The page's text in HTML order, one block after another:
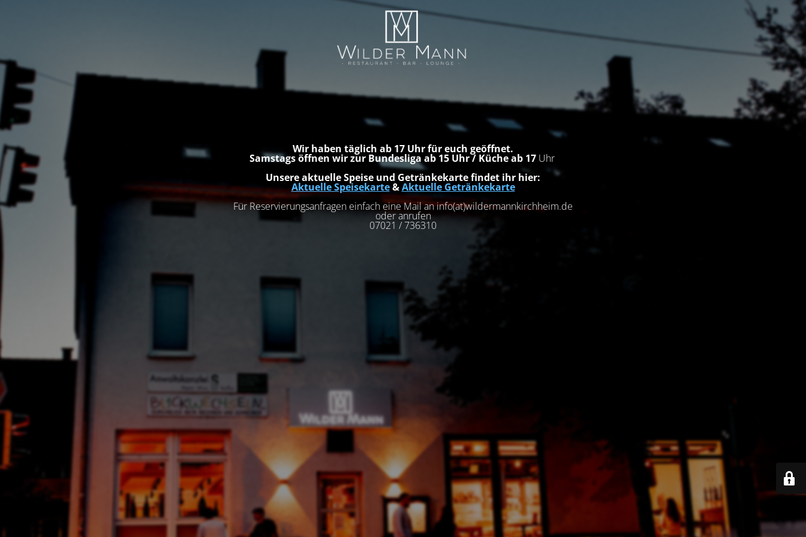
Wir haben täglich ab 17 Uhr für euch geöffnet.
Samstags öffnen wir zur Bundesliga ab 15 Uhr / Küche ab 17 Uhr
Unsere aktuelle Speise und Getränkekarte findet ihr hier:
Aktuelle Speisekarte&Aktuelle Getränkekarte
Für Reservierungsanfragen einfach eine Mail an info(at)wildermannkirchheim.de
oder anrufen
07021 / 736310